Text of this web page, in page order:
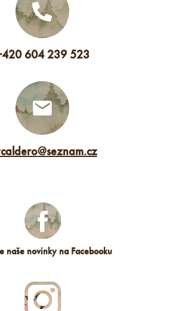
@seznam.cz
604 239 523
naše novinky na Facebooku